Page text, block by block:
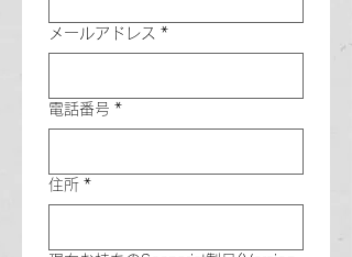
メールアドレス *
電話番号 *
住所 *